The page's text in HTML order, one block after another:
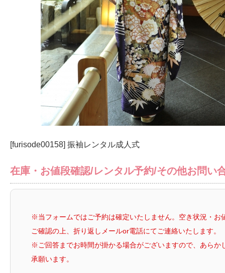
[furisode00158] 振袖レンタル成人式
在庫・お値段確認/レンタル予約/その他お問い
※当フォームではご予約は確定いたしません。空き状況・お
ご確認の上、折り返しメールor電話にてご連絡いたします。
※ご回答までお時間が掛かる場合がございますので、あらか
承願います。